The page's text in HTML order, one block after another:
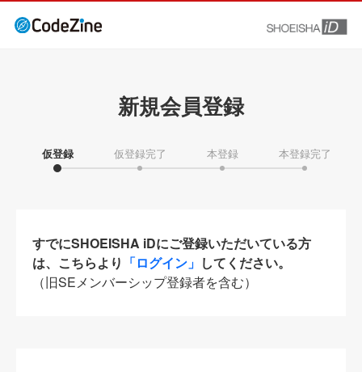
新規会員登録
仮登録 仮登録完了 本登録 本登録完了
すでにSHOEISHA iDにご登録いただいている方
は、こちらより 「ログイン」 してください。
（旧SEメンバーシップ登録者を含む）